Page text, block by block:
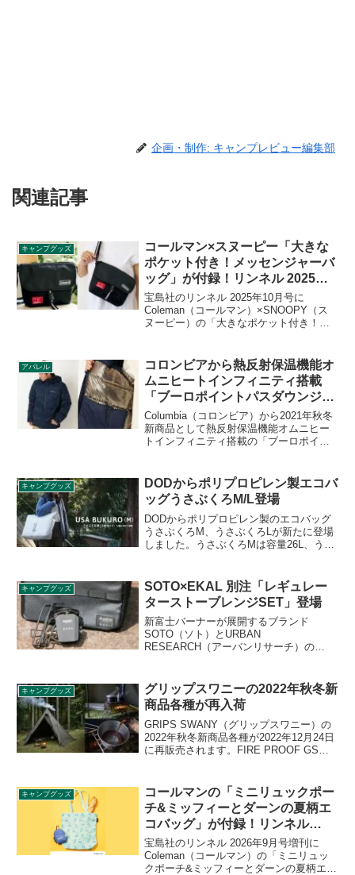
企画・制作: キャンプレビュー編集部
関連記事
キャンプグッズ
コールマン×スヌーピー「大きな
ポケット付き！メッセンジャーバ
ッグ」が付録！リンネル 2025年
10月号
宝島社のリンネル 2025年10月号に
Coleman（コールマン）×SNOOPY（ス
ヌーピー）の「大きなポケット付き！メ
メッセンジャーバッグで、汚れにくいフ
ラップや大きなポケット付きでとても機
能的です。詳細をレビューします。
アパレル
コロンビアから熱反射保温機能オ
ムニヒートインフィニティ搭載
「ブーロポイントパスダウンジャ
ケット」登場
Columbia（コロンビア）から2021年秋冬
新商品として熱反射保温機能オムニヒー
トインフィニティ搭載の「ブーロポイン
クティビティにぴったりのダウンジャケ
ットです。詳細をレビューします。
キャンプグッズ
DODからポリプロピレン製エコバ
ッグうさぶくろM/L登場
DODからポリプロピレン製のエコバッグ
うさぶくろM、うさぶくろLが新たに登場
しました。うさぶくろMは容量26L、うさ
です。詳細をレビューします。
キャンプグッズ
SOTO×EKAL 別注「レギュレー
ターストーブレンジSET」登場
新富士バーナーが展開するブランド
SOTO（ソト）とURBAN
RESEARCH（アーバンリサーチ）の
しました。別注カラーのレギュレーター
ストーブレンジと、専用バッグがセット
になっています。詳細をレビューしま
す。
キャンプグッズ
グリップスワニーの2022年秋冬新
商品各種が再入荷
GRIPS SWANY（グリップスワニー）の
2022年秋冬新商品各種が2022年12月24日
に再販売されます。FIRE PROOF GS
ーなども販売されます。詳細をレビュー
します。
キャンプグッズ
コールマンの「ミニリュックポー
チ&ミッフィーとダーンの夏柄エ
コバッグ」が付録！リンネル
2026年9月号増刊
宝島社のリンネル 2026年9月号増刊に
Coleman（コールマン）の「ミニリュッ
クポーチ&ミッフィーとダーンの夏柄エコ